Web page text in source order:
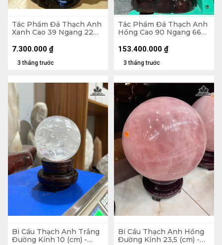
Tác Phẩm Đá Thạch Anh
Xanh Cao 39 Ngang 22
(cm) - Cả Đế Cao 56 -
19,5kg
3 tháng trước
7.300.000 ₫
Tác Phẩm Đá Thạch Anh
Hồng Cao 90 Ngang 66
Sâu 39 (cm) - Cả Đế Cao
142 - 293kg
3 tháng trước
153.400.000 ₫
Bi Cầu Thạch Anh Trắng
Đường Kính 10 (cm) -
Bi Cầu Thạch Anh Hồng
Đường Kính 23,5 (cm) -